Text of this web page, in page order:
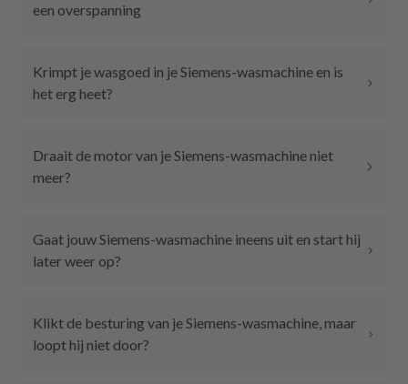
een overspanning
Krimpt je wasgoed in je Siemens-wasmachine en is
het erg heet?
Draait de motor van je Siemens-wasmachine niet
meer?
Gaat jouw Siemens-wasmachine ineens uit en start hij
later weer op?
Klikt de besturing van je Siemens-wasmachine, maar
loopt hij niet door?